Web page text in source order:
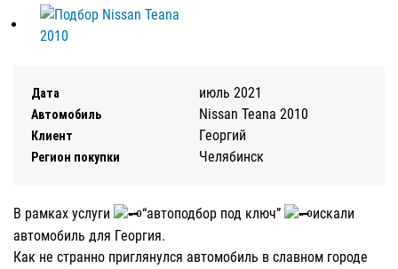
Дата июль 2021
Автомобиль Nissan Teana 2010
Клиент Георгий
Регион покупки Челябинск
В рамках услуги “автоподбор под ключ”
искали
автомобиль для Георгия.
Как не странно приглянулся автомобиль в славном городе